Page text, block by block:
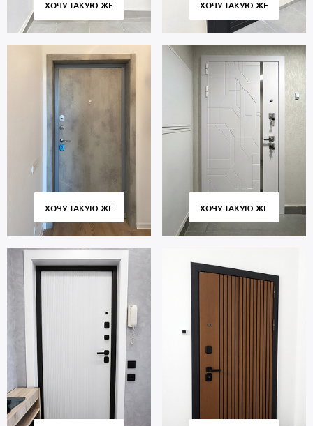
ХОЧУ ТАКУЮ ЖЕ
ХОЧУ ТАКУЮ ЖЕ
ХОЧУ ТАКУЮ ЖЕ
ХОЧУ ТАКУЮ ЖЕ